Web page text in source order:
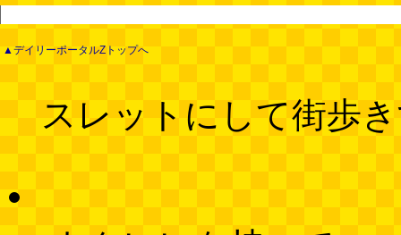
▲デイリーポータルZトップへ
スレットにして街歩